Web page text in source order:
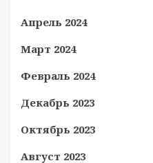
Апрель 2024
Март 2024
Февраль 2024
Декабрь 2023
Октябрь 2023
Август 2023